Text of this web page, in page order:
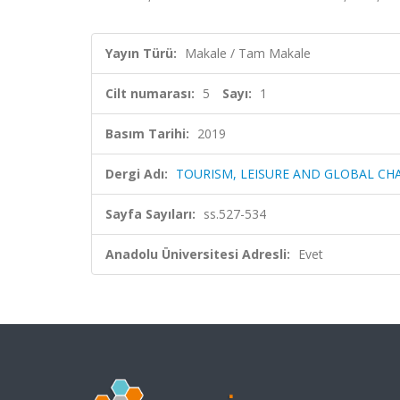
Yayın Türü: Makale / Tam Makale
Cilt numarası: 5 Sayı: 1
Basım Tarihi: 2019
Dergi Adı: TOURISM, LEISURE AND GLOBAL
Sayfa Sayıları: ss.527-534
Anadolu Üniversitesi Adresli: Evet